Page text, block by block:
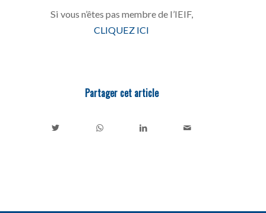
Si vous n’êtes pas membre de l’IEIF,
CLIQUEZ ICI
Partager cet article